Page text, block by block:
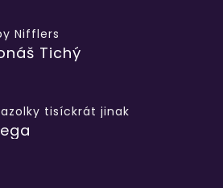
Nifflers
Tichý
tisíckrát jinak